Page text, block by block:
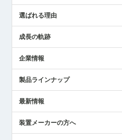
解決策提案
選ばれる理由
成長の軌跡
企業情報
ごあいさつ
受賞履歴
採用情報
国/地域/言語
製品ラインナップ
ツールセッタ製品
エアマイクロセンサ製品
最新情報
メトロールの技術
装置メーカーの方へ